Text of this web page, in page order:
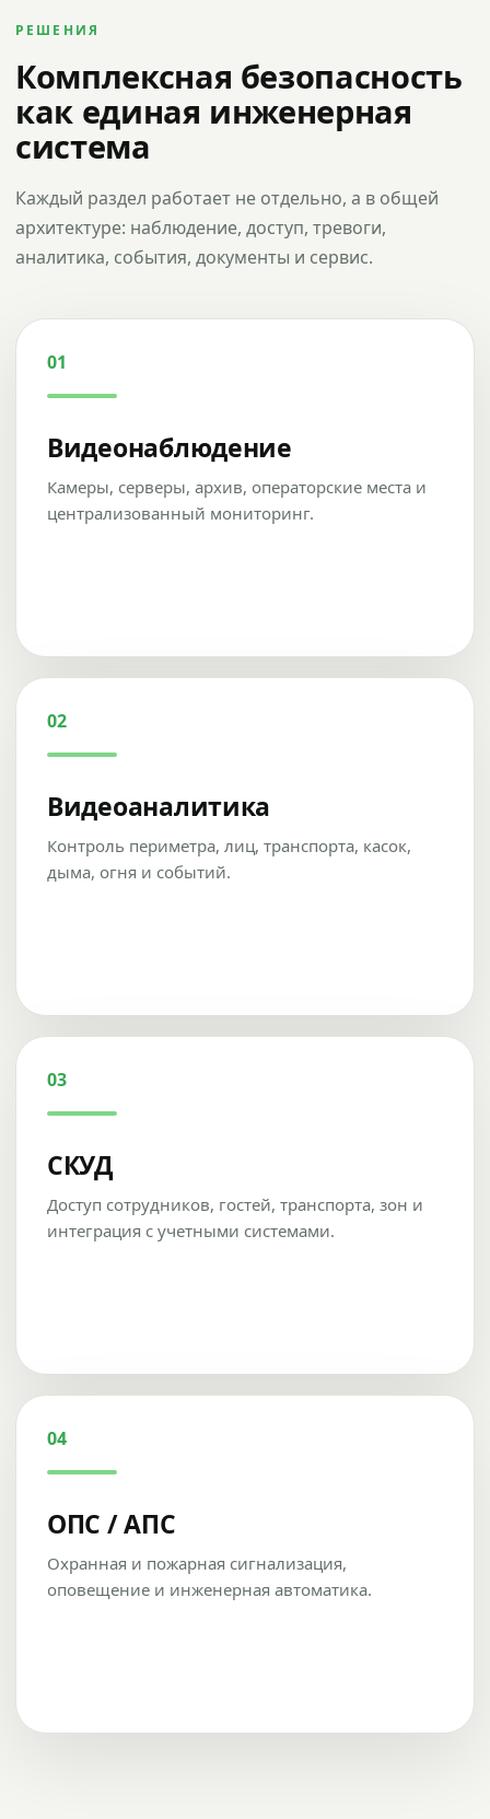
РЕШЕНИЯ
Комплексная безопасность
как единая инженерная
система
Каждый раздел работает не отдельно, а в общей
архитектуре: наблюдение, доступ, тревоги,
аналитика, события, документы и сервис.
01
Видеонаблюдение
Камеры, серверы, архив, операторские места и
централизованный мониторинг.
02
Видеоаналитика
Контроль периметра, лиц, транспорта, касок,
дыма, огня и событий.
03
СКУД
Доступ сотрудников, гостей, транспорта, зон и
интеграция с учетными системами.
04
ОПС / АПС
Охранная и пожарная сигнализация,
оповещение и инженерная автоматика.